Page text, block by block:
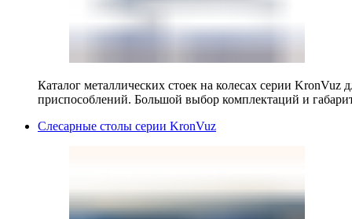
Каталог металлических стоек на колесах серии KronVuz
приспособлений. Большой выбор комплектаций и
Слесарные столы серии KronVuz